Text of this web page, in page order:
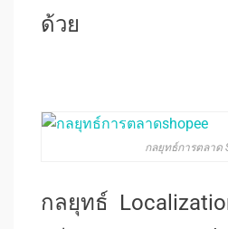
ด้วย
กลยุทธ์การตลาด
กลยุทธ์